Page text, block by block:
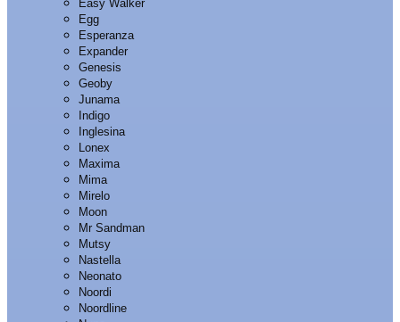
Easy Walker
Egg
Esperanza
Expander
Genesis
Geoby
Junama
Indigo
Inglesina
Lonex
Maxima
Mima
Mirelo
Moon
Mr Sandman
Mutsy
Nastella
Neonato
Noordi
Noordline